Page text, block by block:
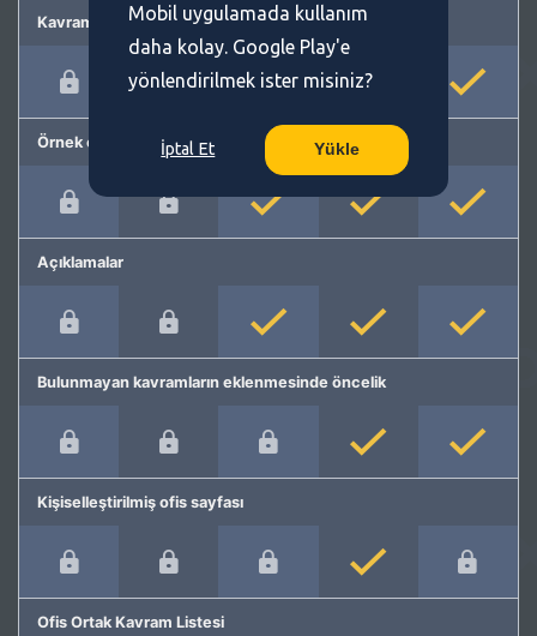
Kavram önerme
Örnek cümleler
Açıklamalar
Bulunmayan kavramların eklenmesinde öncelik
Kişiselleştirilmiş ofis sayfası
Ofis Ortak Kavram Listesi
Mobil uygulamada kullanım
daha kolay. Google Play'e
yönlendirilmek ister misiniz?
İptal Et Yükle